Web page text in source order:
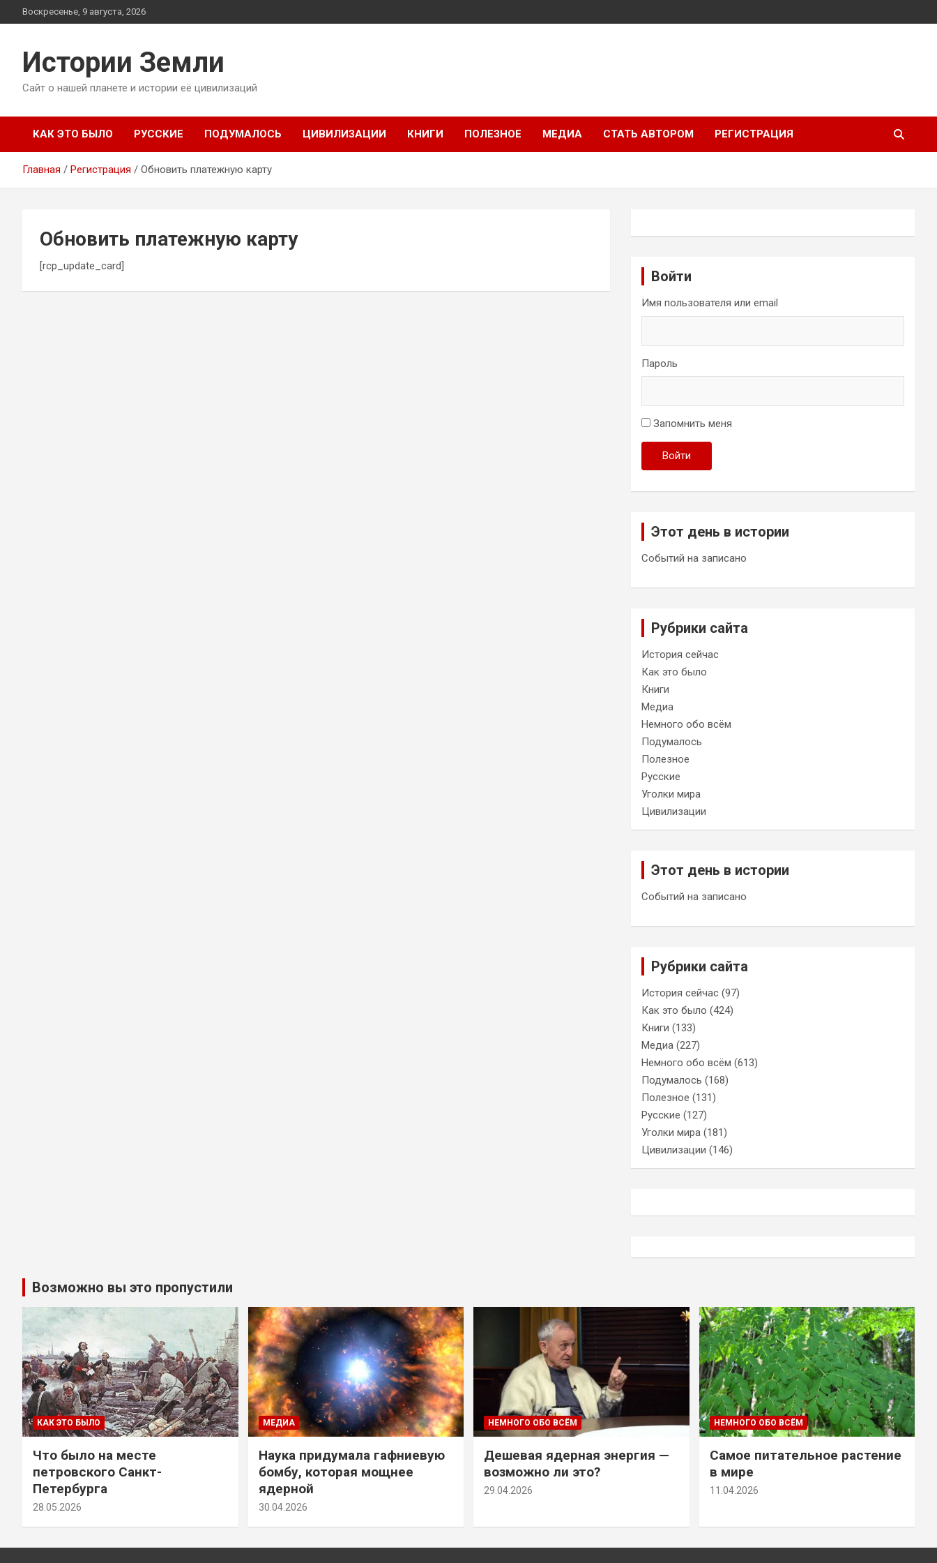
Перейти
к
Воскресенье, 9 августа, 2026
Истории Земли
Сайт о нашей планете и истории её цивилизаций
КАК ЭТО БЫЛО РУССКИЕ ПОДУМАЛОСЬ ЦИВИЛИЗАЦИИ КНИГИ ПОЛЕЗНОЕ МЕДИА СТАТЬ АВТОРОМ РЕГИСТРАЦИЯ
Главная Регистрация Обновить платежную карту
Обновить платежную карту
[rcp_update_card]
Войти
Имя пользователя или email
Пароль
Запомнить меня
Войти
Этот день в истории
Событий на записано
Рубрики сайта
История сейчас
Как это было
Книги
Медиа
Немного обо всём
Подумалось
Полезное
Русские
Уголки мира
Цивилизации
Этот день в истории
Событий на записано
Рубрики сайта
История сейчас (97)
Как это было (424)
Книги (133)
Медиа (227)
Немного обо всём (613)
Подумалось (168)
Полезное (131)
Русские (127)
Уголки мира (181)
Цивилизации (146)
Возможно вы это пропустили
КАК ЭТО БЫЛО
Что было на месте
петровского Санкт-
Петербурга
28.05.2026
МЕДИА
Наука придумала гафниевую
бомбу, которая мощнее
ядерной
30.04.2026
НЕМНОГО ОБО ВСЁМ
Дешевая ядерная энергия —
возможно ли это?
29.04.2026
НЕМНОГО ОБО ВСЁМ
Самое питательное растение
в мире
11.04.2026